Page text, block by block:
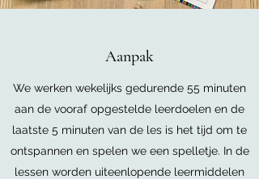
Aanpak
We werken wekelijks gedurende 55 minuten
aan de vooraf opgestelde leerdoelen en de
laatste 5 minuten van de les is het tijd om te
ontspannen en spelen we een spelletje. In de
lessen worden uiteenlopende leermiddelen